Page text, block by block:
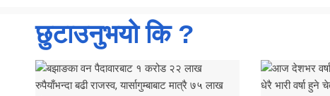
छुटाउनुभयो कि ?